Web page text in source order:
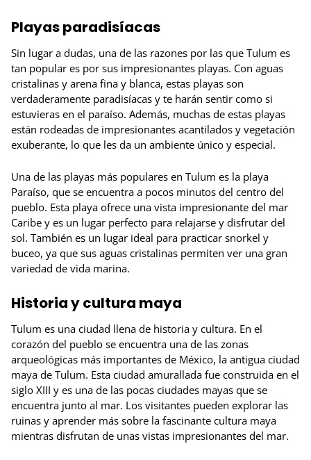
Playas paradisíacas
Sin lugar a dudas, una de las razones por las que Tulum es
tan popular es por sus impresionantes playas. Con aguas
cristalinas y arena fina y blanca, estas playas son
verdaderamente paradisíacas y te harán sentir como si
estuvieras en el paraíso. Además, muchas de estas playas
están rodeadas de impresionantes acantilados y vegetación
exuberante, lo que les da un ambiente único y especial.
Una de las playas más populares en Tulum es la playa
Paraíso, que se encuentra a pocos minutos del centro del
pueblo. Esta playa ofrece una vista impresionante del mar
Caribe y es un lugar perfecto para relajarse y disfrutar del
sol. También es un lugar ideal para practicar snorkel y
buceo, ya que sus aguas cristalinas permiten ver una gran
variedad de vida marina.
Historia y cultura maya
Tulum es una ciudad llena de historia y cultura. En el
corazón del pueblo se encuentra una de las zonas
arqueológicas más importantes de México, la antigua ciudad
maya de Tulum. Esta ciudad amurallada fue construida en el
siglo XIII y es una de las pocas ciudades mayas que se
encuentra junto al mar. Los visitantes pueden explorar las
ruinas y aprender más sobre la fascinante cultura maya
mientras disfrutan de unas vistas impresionantes del mar.